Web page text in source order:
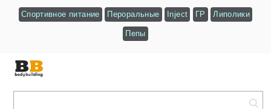
Спортивное питание Пероральные Inject ГР Липолики
Пепы